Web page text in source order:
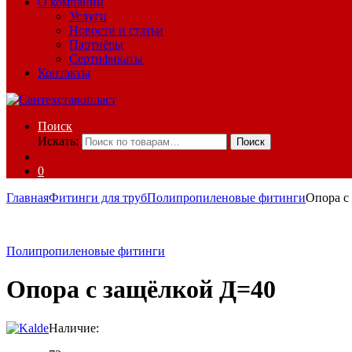
Услуги
Новости и статьи
Партнёры
Сертификаты
Контакты
Поиск
Искать:
Поиск
0
ГлавнаяФитинги для трубПолипропиленовые фитингиОпора с
Полипропиленовые фитинги
Опора с защёлкой Д=40
Наличие: